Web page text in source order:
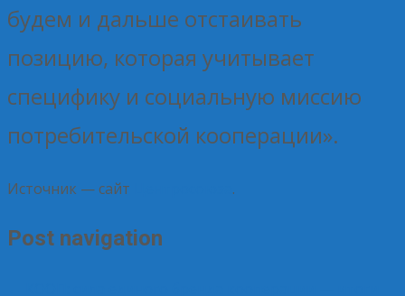
будем и дальше отстаивать
позицию, которая учитывает
специфику и социальную миссию
потребительской кооперации».
Источник — сайт .
Post navigation